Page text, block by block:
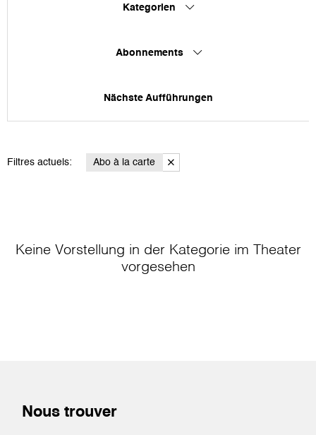
Kategorien
Abonnements
Nächste Aufführungen
Filtres actuels: Abo à la carte
Keine Vorstellung in der Kategorie im Theater
vorgesehen
Nous trouver